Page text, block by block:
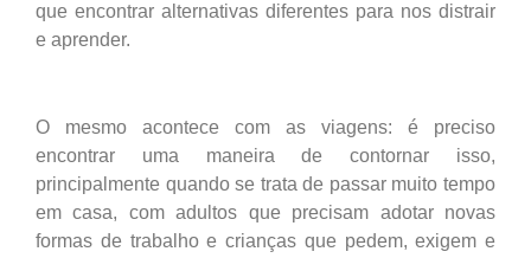
que encontrar alternativas diferentes para nos distrair
e aprender.
O mesmo acontece com as viagens: é preciso
encontrar uma maneira de contornar isso,
principalmente quando se trata de passar muito tempo
em casa, com adultos que precisam adotar novas
formas de trabalho e crianças que pedem, exigem e